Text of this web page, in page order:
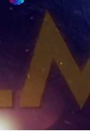
Aç
1.18%